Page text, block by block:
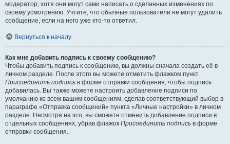
модератор, хотя они могут сами написать о сделанных изменениях по
своему усмотрению. Учтите, что обычные пользователи не могут удалить
сообщение, если на него уже кто-то ответил.
Вернуться к началу
Как мне добавить подпись к своему сообщению?
Чтобы добавить подпись к сообщению, вы должны сначала создать её в
личном разделе. После этого вы можете отметить флажком пункт
Присоединить подпись в форме отправки сообщения, чтобы подпись
добавилась. Вы также можете настроить добавление подписи по
умолчанию ко всем вашим сообщениям, сделав соответствующий выбор в
параграфе «Отправка сообщений» пункта «Личные настройки» в личном
разделе. Несмотря на это, вы сможете отменить добавление подписи в
отдельных сообщениях, убрав флажок Присоединить подпись в форме
отправки сообщения.